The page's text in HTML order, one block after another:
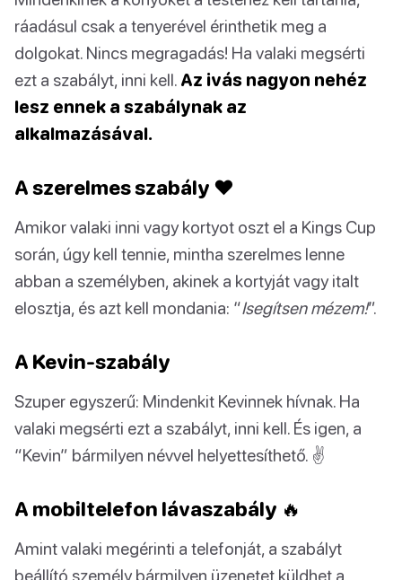
ráadásul csak a tenyerével érinthetik meg a
dolgokat. Nincs megragadás! Ha valaki megsérti
ezt a szabályt, inni kell. Az ivás nagyon nehéz
lesz ennek a szabálynak az
alkalmazásával.
A szerelmes szabály ❤️
Amikor valaki inni vagy kortyot oszt el a Kings Cup
során, úgy kell tennie, mintha szerelmes lenne
abban a személyben, akinek a kortyját vagy italt
elosztja, és azt kell mondania: “Isegítsen mézem!”.
A Kevin-szabály
Szuper egyszerű: Mindenkit Kevinnek hívnak. Ha
valaki megsérti ezt a szabályt, inni kell. És igen, a
“Kevin” bármilyen névvel helyettesíthető. ✌️
A mobiltelefon lávaszabály 🔥
Amint valaki megérinti a telefonját, a szabályt
beállító személy bármilyen üzenetet küldhet a